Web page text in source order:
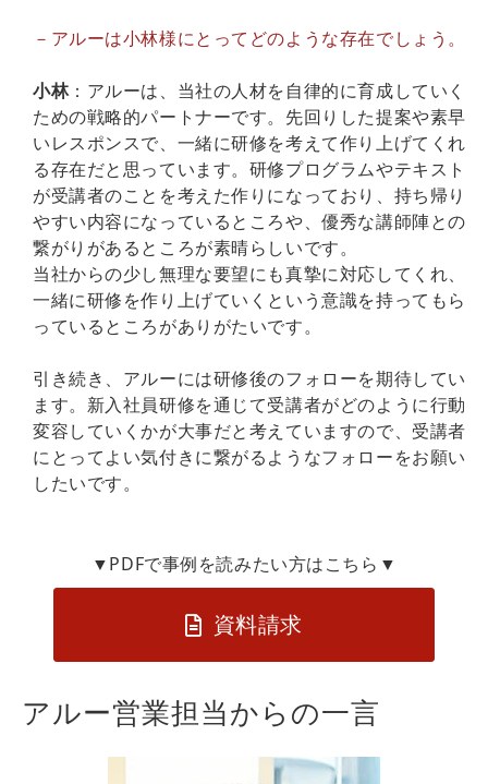
－アルーは小林様にとってどのような存在でしょう。
小林：アルーは、当社の人材を自律的に育成していく
ための戦略的パートナーです。先回りした提案や素早
いレスポンスで、一緒に研修を考えて作り上げてくれ
る存在だと思っています。研修プログラムやテキスト
が受講者のことを考えた作りになっており、持ち帰り
やすい内容になっているところや、優秀な講師陣との
繋がりがあるところが素晴らしいです。
当社からの少し無理な要望にも真摯に対応してくれ、
一緒に研修を作り上げていくという意識を持ってもら
っているところがありがたいです。
引き続き、アルーには研修後のフォローを期待してい
ます。新入社員研修を通じて受講者がどのように行動
変容していくかが大事だと考えていますので、受講者
にとってよい気付きに繋がるようなフォローをお願い
したいです。
▼PDFで事例を読みたい方はこちら▼
資料請求
アルー営業担当からの一言